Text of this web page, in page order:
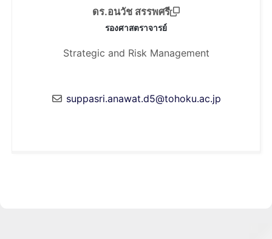
ดร.อนวัช สรรพศรี
รองศาสตราจารย์
Strategic and Risk Management
suppasri.anawat.d5@tohoku.ac.jp